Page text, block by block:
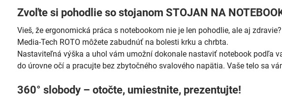
Zvoľte si pohodlie so stojanom STOJAN NA
Vieš, že ergonomická práca s notebookom nie je len pohodlie, ale aj
Media-Tech ROTO môžete zabudnúť na bolesti krku a chrbta.
Nastaviteľná výška a uhol vám umožní dokonale nastaviť notebook podľa
do úrovne očí a pracujte bez zbytočného svalového napätia. Vaše telo sa
360° slobody – otočte, umiestnite, prezentujte!